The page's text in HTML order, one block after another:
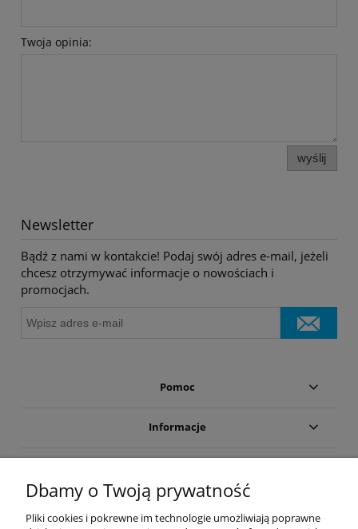
Twoja opinia:
wyślij
Newsletter
Bądź z nami w kontakcie! Podaj swój adres e-mail, jeżeli
chcesz otrzymywać informacje o nowościach i
promocjach.
Pomoc
Informacje
Dbamy o Twoją prywatność
Pliki cookies i pokrewne im technologie umożliwiają poprawne